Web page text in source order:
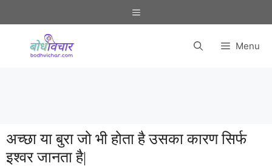
to
Menu
Menu
अच्छा या बुरा जो भी होता है उसका कारण सिर्फ
इश्वर जानता है|